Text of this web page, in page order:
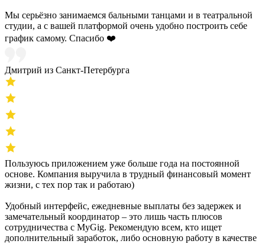
Мы серьёзно занимаемся бальными танцами и в театральной
студии, а с вашей платформой очень удобно построить себе
график самому. Спасибо ❤️
Дмитрий из Санкт-Петербурга
Пользуюсь приложением уже больше года на постоянной
основе. Компания выручила в трудный финансовый момент
жизни, с тех пор так и работаю)
Удобный интерфейс, ежедневные выплаты без задержек и
замечательный координатор – это лишь часть плюсов
сотрудничества с MyGig. Рекомендую всем, кто ищет
дополнительный заработок, либо основную работу в качестве